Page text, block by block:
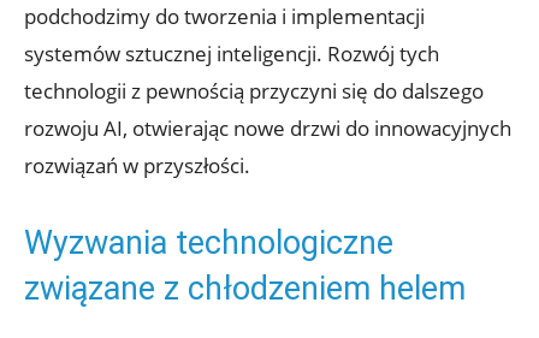
podchodzimy do tworzenia i implementacji‍
systemów sztucznej inteligencji. Rozwój tych
technologii z pewnością przyczyni się⁤ do ⁣dalszego
rozwoju AI, ⁣otwierając nowe drzwi do innowacyjnych
rozwiązań w‌ przyszłości.
Wyzwania technologiczne
związane z chłodzeniem helem